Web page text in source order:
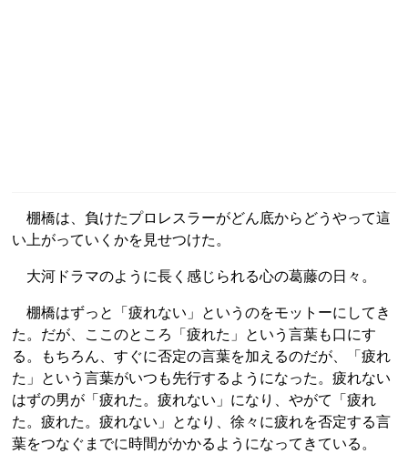
棚橋は、負けたプロレスラーがどん底からどうやって這
い上がっていくかを見せつけた。
大河ドラマのように長く感じられる心の葛藤の日々。
棚橋はずっと「疲れない」というのをモットーにしてき
た。だが、ここのところ「疲れた」という言葉も口にす
る。もちろん、すぐに否定の言葉を加えるのだが、「疲れ
た」という言葉がいつも先行するようになった。疲れない
はずの男が「疲れた。疲れない」になり、やがて「疲れ
た。疲れた。疲れない」となり、徐々に疲れを否定する言
葉をつなぐまでに時間がかかるようになってきている。